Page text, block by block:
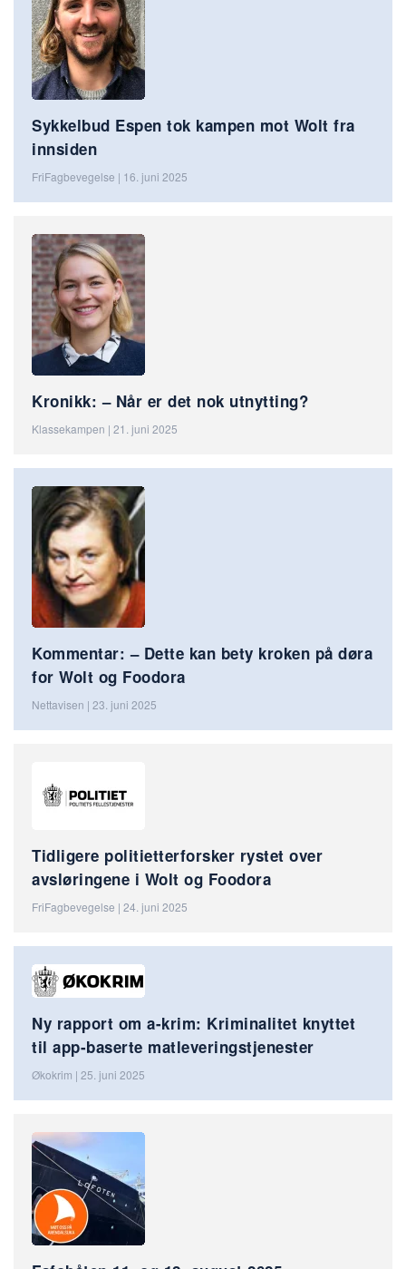
Sykkelbud Espen tok kampen mot Wolt fra
innsiden
FriFagbevegelse | 16. juni 2025
Kronikk: – Når er det nok utnytting?
Klassekampen | 21. juni 2025
Kommentar: – Dette kan bety kroken på døra
for Wolt og Foodora
Nettavisen | 23. juni 2025
Tidligere politietterforsker rystet over
avsløringene i Wolt og Foodora
FriFagbevegelse | 24. juni 2025
Ny rapport om a-krim: Kriminalitet knyttet
til app-baserte matleveringstjenester
Økokrim | 25. juni 2025